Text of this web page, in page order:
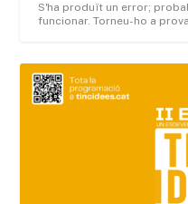
S'ha produït un error;
funcionar. Torneu-ho a